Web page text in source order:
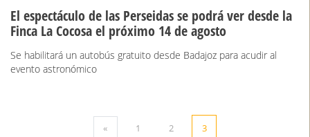
El espectáculo de las Perseidas se podrá ver desde la
Finca La Cocosa el próximo 14 de agosto
Se habilitará un autobús gratuito desde Badajoz para acudir al
evento astronómico
« 1 2 3